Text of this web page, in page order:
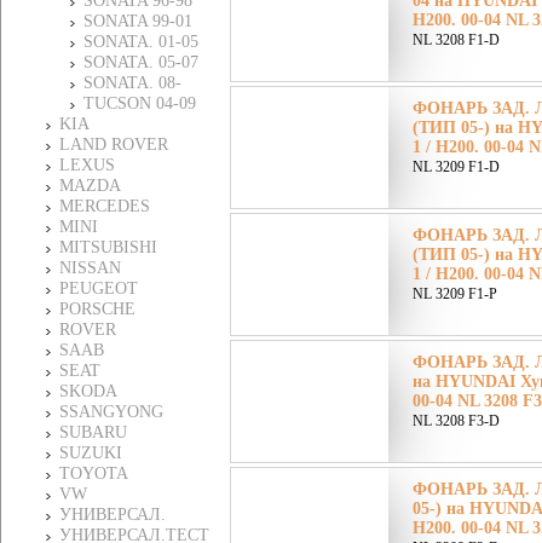
SONATA 99-01
SONATA. 01-05
SONATA. 05-07
SONATA. 08-
TUCSON 04-09
KIA
LAND ROVER
LEXUS
MAZDA
MERCEDES
MINI
MITSUBISHI
NISSAN
PEUGEOT
PORSCHE
ROVER
SAAB
SEAT
SKODA
SSANGYONG
SUBARU
SUZUKI
TOYOTA
VW
УНИВЕРСАЛ.
УНИВЕРСАЛ.ТЕСТ
H200. 00-04 NL
NL 3208 F1-D
ФОНАРЬ ЗАД.
(ТИП 05-) на
1 / H200. 00-04
NL 3209 F1-D
ФОНАРЬ ЗАД.
(ТИП 05-) на
1 / H200. 00-04
NL 3209 F1-P
ФОНАРЬ ЗАД.
на HYUNDAI
00-04 NL 3208
NL 3208 F3-D
ФОНАРЬ ЗАД.
05-) на
H200. 00-04 NL